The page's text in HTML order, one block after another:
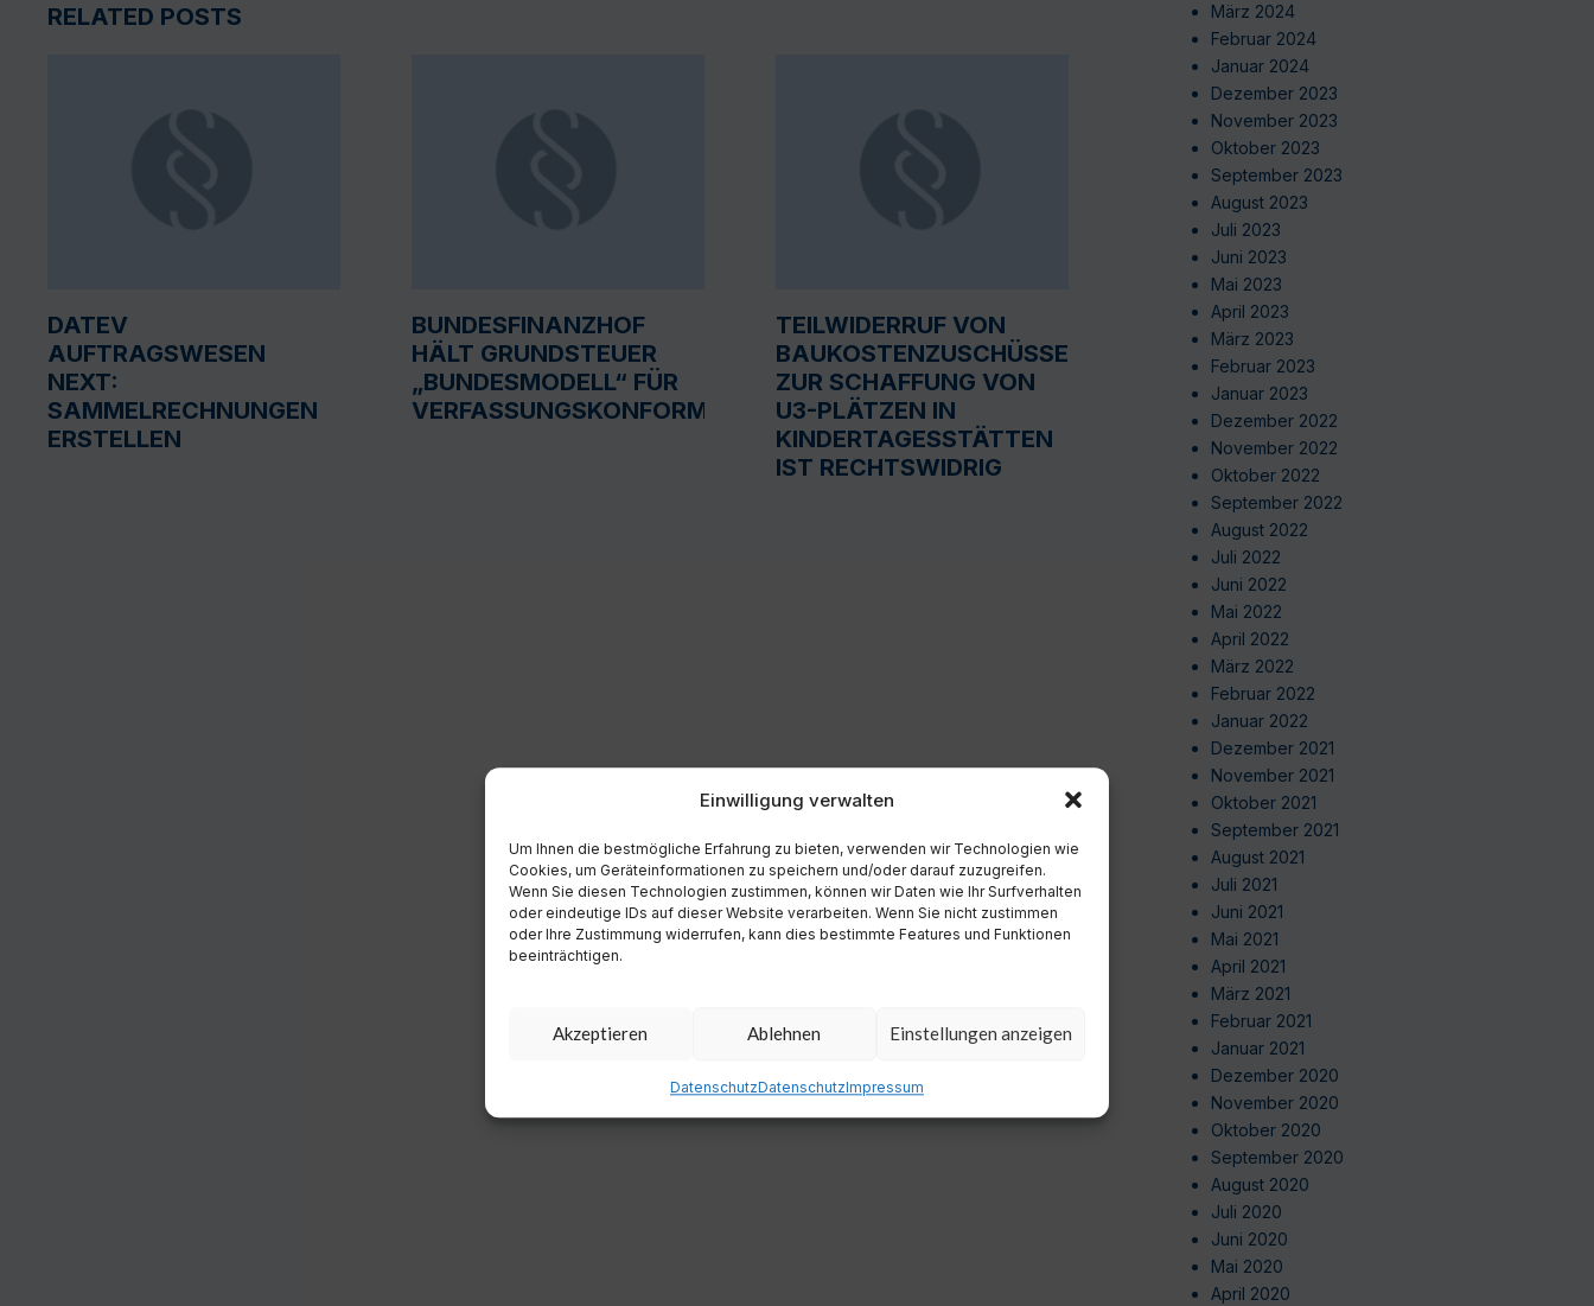
Einwilligung verwalten
Um Ihnen die bestmögliche Erfahrung zu bieten, verwenden wir Technologien wie
Cookies, um Geräteinformationen zu speichern und/oder darauf zuzugreifen.
Wenn Sie diesen Technologien zustimmen, können wir Daten wie Ihr Surfverhalten
oder eindeutige IDs auf dieser Website verarbeiten. Wenn Sie nicht zustimmen
oder Ihre Zustimmung widerrufen, kann dies bestimmte Features und Funktionen
beeinträchtigen.
Akzeptieren Ablehnen Einstellungen anzeigen
DatenschutzDatenschutzImpressum
RELATED POSTS
DATEV
AUFTRAGSWESEN
NEXT:
SAMMELRECHNUNGEN
ERSTELLEN
BUNDESFINANZHOF
HÄLT GRUNDSTEUER
„BUNDESMODELL“ FÜR
VERFASSUNGSKONFORM
TEILWIDERRUF VON
BAUKOSTENZUSCHÜSSEN
ZUR SCHAFFUNG VON
U3-PLÄTZEN IN
KINDERTAGESSTÄTTEN
IST RECHTSWIDRIG
März 2024
Februar 2024
Januar 2024
Dezember 2023
November 2023
Oktober 2023
September 2023
August 2023
Juli 2023
Juni 2023
Mai 2023
April 2023
März 2023
Februar 2023
Januar 2023
Dezember 2022
November 2022
Oktober 2022
September 2022
August 2022
Juli 2022
Juni 2022
Mai 2022
April 2022
März 2022
Februar 2022
Januar 2022
Dezember 2021
November 2021
Oktober 2021
September 2021
August 2021
Juli 2021
Juni 2021
Mai 2021
April 2021
März 2021
Februar 2021
Januar 2021
Dezember 2020
November 2020
Oktober 2020
September 2020
August 2020
Juli 2020
Juni 2020
Mai 2020
April 2020